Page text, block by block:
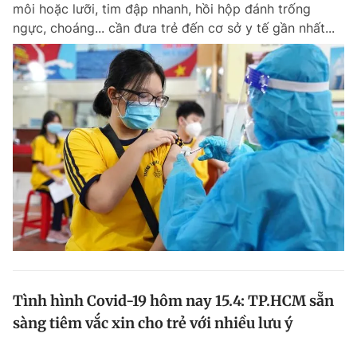
môi hoặc lưỡi, tim đập nhanh, hồi hộp đánh trống
ngực, choáng... cần đưa trẻ đến cơ sở y tế gần nhất...
Tình hình Covid-19 hôm nay 15.4: TP.HCM sẵn
sàng tiêm vắc xin cho trẻ với nhiều lưu ý